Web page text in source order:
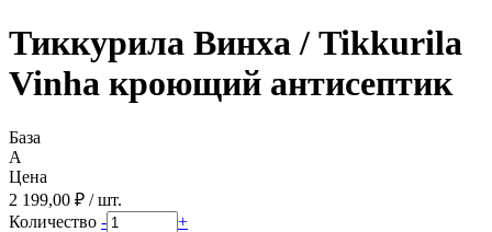
Тиккурила Винха / Tikkurila
Vinha кроющий антисептик
База
A
Цена
2 199,00 ₽ / шт.
Количество - +